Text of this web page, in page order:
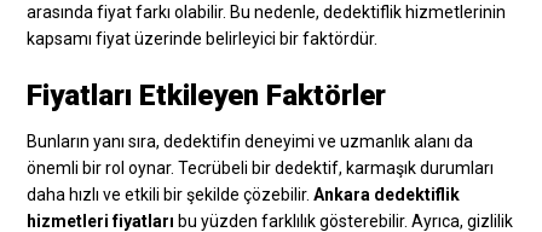
arasında fiyat farkı olabilir. Bu nedenle, dedektiflik hizmetlerinin
kapsamı fiyat üzerinde belirleyici bir faktördür.
Fiyatları Etkileyen Faktörler
Bunların yanı sıra, dedektifin deneyimi ve uzmanlık alanı da
önemli bir rol oynar. Tecrübeli bir dedektif, karmaşık durumları
daha hızlı ve etkili bir şekilde çözebilir.Ankara dedektiflik
hizmetleri fiyatları bu yüzden farklılık gösterebilir. Ayrıca, gizlilik